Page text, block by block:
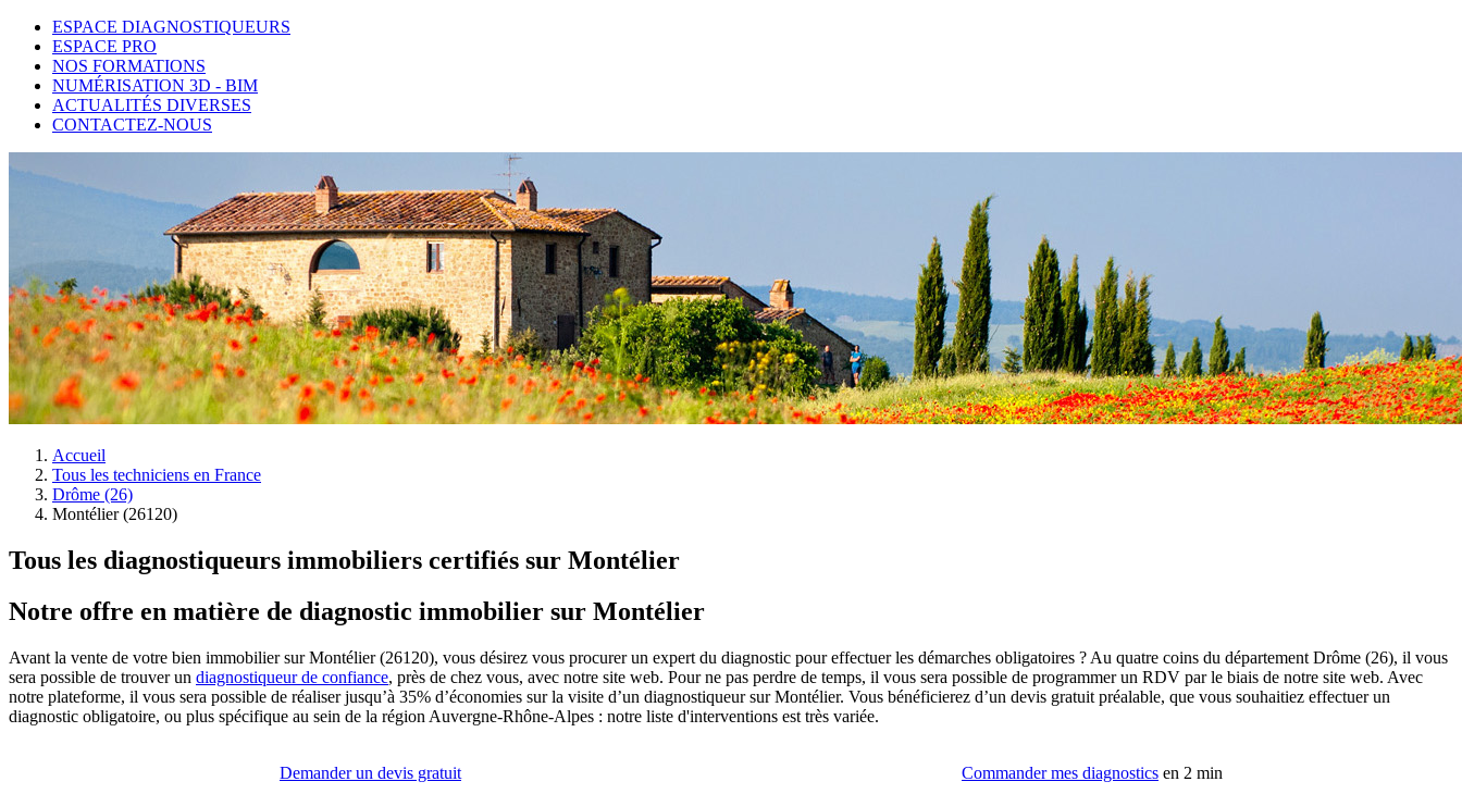
ESPACE DIAGNOSTIQUEURS
ESPACE PRO
NOS FORMATIONS
NUMÉRISATION 3D - BIM
ACTUALITÉS DIVERSES
CONTACTEZ-NOUS
Accueil
Tous les techniciens en France
Drôme (26)
Montélier (26120)
Tous les diagnostiqueurs immobiliers certifiés sur Montélier
Notre offre en matière de diagnostic immobilier sur Montélier
Avant la vente de votre bien immobilier sur Montélier (26120), vous désirez vous procurer un expert du diagnostic pour effectuer les démarches obligatoires ? Au quatre coins du département Drôme (26), il vous
sera possible de trouver un diagnostiqueur de confiance, près de chez vous, avec notre site web. Pour ne pas perdre de temps, il vous sera possible de programmer un RDV par le biais de notre site web. Avec
notre plateforme, il vous sera possible de réaliser jusqu’à 35% d’économies sur la visite d’un diagnostiqueur sur Montélier. Vous bénéficierez d’un devis gratuit préalable, que vous souhaitiez effectuer un
diagnostic obligatoire, ou plus spécifique au sein de la région Auvergne-Rhône-Alpes : notre liste d'interventions est très variée.
Demander un devis gratuit Commander mes diagnostics en 2 min